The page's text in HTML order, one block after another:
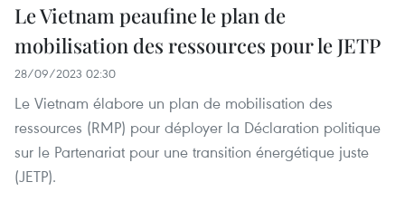
Le Vietnam peaufine le plan de
mobilisation des ressources pour le JETP
28/09/2023 02:30
Le Vietnam élabore un plan de mobilisation des
ressources (RMP) pour déployer la Déclaration politique
sur le Partenariat pour une transition énergétique juste
(JETP).